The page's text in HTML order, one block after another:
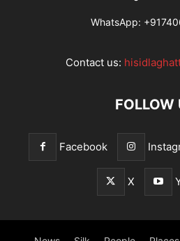
WhatsApp:
Contact us:
FOLLOW
Facebook
X